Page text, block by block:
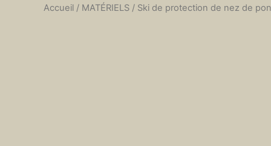
Accueil / MATÉRIELS / Ski de protection de nez de